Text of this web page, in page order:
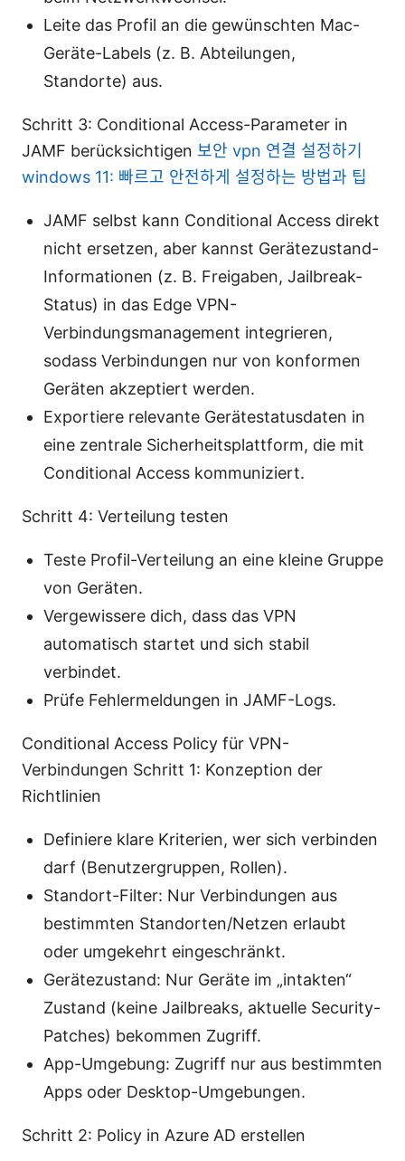
Leite das Profil an die gewünschten Mac-
Geräte-Labels (z. B. Abteilungen,
Standorte) aus.
Schritt 3: Conditional Access-Parameter in
JAMF berücksichtigen 보안 vpn 연결 설정하기
windows 11: 빠르고 안전하게 설정하는 방법과 팁
JAMF selbst kann Conditional Access direkt
nicht ersetzen, aber kannst Gerätezustand-
Informationen (z. B. Freigaben, Jailbreak-
Status) in das Edge VPN-
Verbindungsmanagement integrieren,
sodass Verbindungen nur von konformen
Geräten akzeptiert werden.
Exportiere relevante Gerätestatusdaten in
eine zentrale Sicherheitsplattform, die mit
Conditional Access kommuniziert.
Schritt 4: Verteilung testen
Teste Profil-Verteilung an eine kleine Gruppe
von Geräten.
Vergewissere dich, dass das VPN
automatisch startet und sich stabil
verbindet.
Prüfe Fehlermeldungen in JAMF-Logs.
Conditional Access Policy für VPN-
Verbindungen Schritt 1: Konzeption der
Richtlinien
Definiere klare Kriterien, wer sich verbinden
darf (Benutzergruppen, Rollen).
Standort-Filter: Nur Verbindungen aus
bestimmten Standorten/Netzen erlaubt
oder umgekehrt eingeschränkt.
Gerätezustand: Nur Geräte im „intakten“
Zustand (keine Jailbreaks, aktuelle Security-
Patches) bekommen Zugriff.
App-Umgebung: Zugriff nur aus bestimmten
Apps oder Desktop-Umgebungen.
Schritt 2: Policy in Azure AD erstellen